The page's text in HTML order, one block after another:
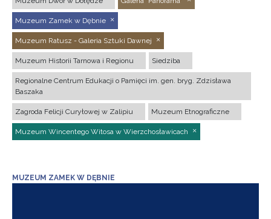
Muzeum Zamek w Dębnie
Muzeum Ratusz - Galeria Sztuki Dawnej
Muzeum Historii Tarnowa i Regionu Siedziba
Regionalne Centrum Edukacji o Pamięci im. gen. bryg. Zdzisława
Baszaka
Zagroda Felicji Curyłowej w Zalipiu Muzeum Etnograficzne
Muzeum Wincentego Witosa w Wierzchosławicach
MUZEUM ZAMEK W DĘBNIE